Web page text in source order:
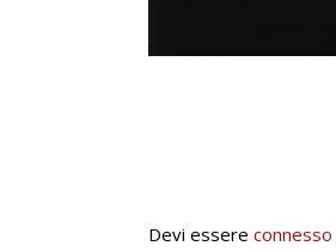
Devi essere connesso